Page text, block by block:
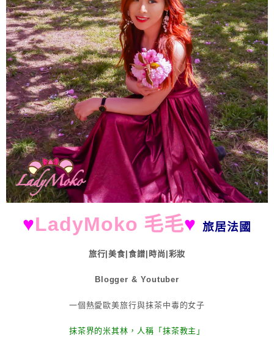
♥LadyMoko 毛毛♥旅居法國
旅行|美食|食譜|時尚|彩妝
Blogger & Youtuber
一個熱愛歐美旅行與抹茶中毒的女子
抹茶界的米其林，人稱「抹茶教主」